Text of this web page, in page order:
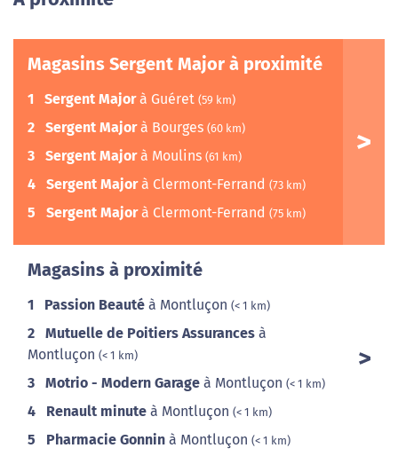
Magasins Sergent Major à proximité
1 Sergent Majorà Guéret (59 km)
2 Sergent Majorà Bourges (60 km)
3 Sergent Majorà Moulins (61 km)
4 Sergent Majorà Clermont-Ferrand (73 km)
5 Sergent Majorà Clermont-Ferrand (75 km)
Magasins à proximité
1 Passion Beauté à Montluçon (< 1 km)
2 Mutuelle de Poitiers Assurances à
Montluçon (< 1 km)
3 Motrio - Modern Garage à Montluçon (< 1 km)
4 Renault minute à Montluçon (< 1 km)
5 Pharmacie Gonnin à Montluçon (< 1 km)